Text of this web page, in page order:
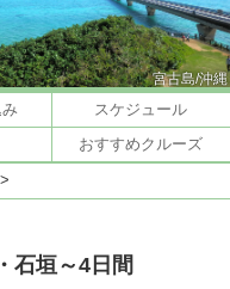
宮古島/沖縄
スケジュール
おすすめクルーズ
>
石垣～4日間